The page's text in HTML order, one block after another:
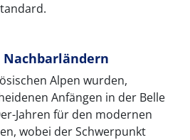
Alpen wurden,
Anfängen in der Belle
Jahren für den modernen
wobei der Schwerpunkt